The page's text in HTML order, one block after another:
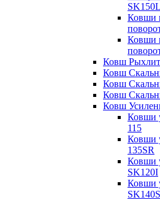
Ковши
Ковши
Ковш
Ковш
Ковш
Ковш
Ковш
Ковши
115
Ковши
135SR
Ковши
SK120I
Ковши